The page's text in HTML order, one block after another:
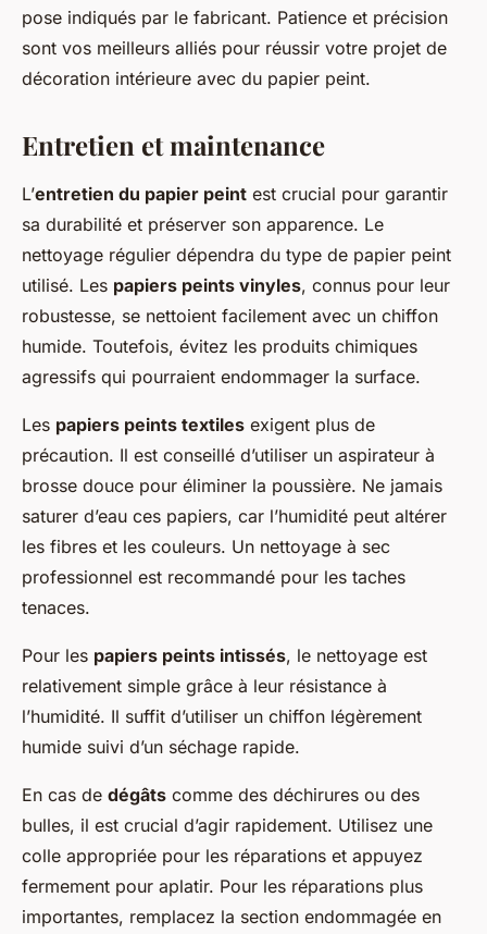
pose indiqués par le fabricant. Patience et précision
sont vos meilleurs alliés pour réussir votre projet de
décoration intérieure avec du papier peint.
Entretien et maintenance
L’entretien du papier peint est crucial pour garantir
sa durabilité et préserver son apparence. Le
nettoyage régulier dépendra du type de papier peint
utilisé. Les papiers peints vinyles, connus pour leur
robustesse, se nettoient facilement avec un chiffon
humide. Toutefois, évitez les produits chimiques
agressifs qui pourraient endommager la surface.
Les papiers peints textiles exigent plus de
précaution. Il est conseillé d’utiliser un aspirateur à
brosse douce pour éliminer la poussière. Ne jamais
saturer d’eau ces papiers, car l’humidité peut altérer
les fibres et les couleurs. Un nettoyage à sec
professionnel est recommandé pour les taches
tenaces.
Pour les papiers peints intissés, le nettoyage est
relativement simple grâce à leur résistance à
l’humidité. Il suffit d’utiliser un chiffon légèrement
humide suivi d’un séchage rapide.
En cas de dégâts comme des déchirures ou des
bulles, il est crucial d’agir rapidement. Utilisez une
colle appropriée pour les réparations et appuyez
fermement pour aplatir. Pour les réparations plus
importantes, remplacez la section endommagée en